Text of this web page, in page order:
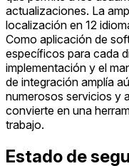
actualizaciones. La
localización en 12
Como aplicación de
específicos para cada
implementación y el
de integración amplía
numerosos servicios y
convierte en una
trabajo.
Estado de